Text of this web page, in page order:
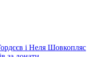
і Неля Шовкопляс